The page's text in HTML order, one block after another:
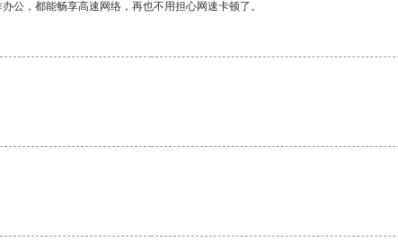
公，都能畅享高速网络，再也不用担心网速卡顿了。